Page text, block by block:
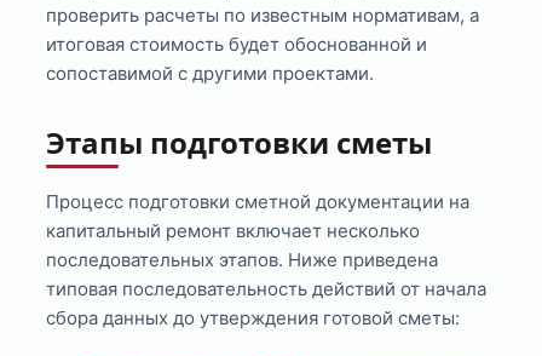
проверить расчеты по известным нормативам, а
итоговая стоимость будет обоснованной и
сопоставимой с другими проектами.
Этапы подготовки сметы
Процесс подготовки сметной документации на
капитальный ремонт включает несколько
последовательных этапов. Ниже приведена
типовая последовательность действий от начала
сбора данных до утверждения готовой сметы: